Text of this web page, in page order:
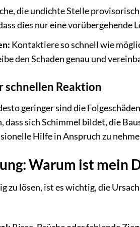
die undichte Stelle
dies nur eine vorübergehende
Kontaktiere so schnell wie
den Schaden genau und
schnellen Reaktion
geringer sind die
dass sich Schimmel bildet, die
Hilfe in Anspruch zu
Warum ist mein
zu lösen, ist es wichtig, die